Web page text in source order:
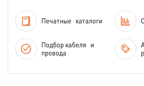
Печатные каталоги
Подбор кабеля и
провода